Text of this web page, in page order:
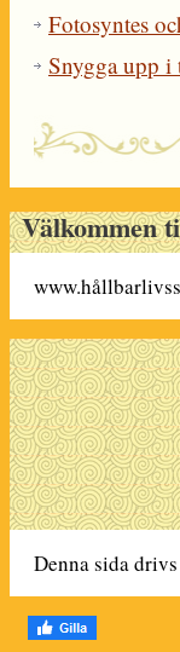
Fotosyntes
Snygga upp i
Välkommen
Denna sida